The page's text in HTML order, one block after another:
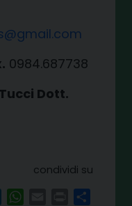
0984.687738
Tucci Dott.
condividi su
LinkedInWhatsAppPrint